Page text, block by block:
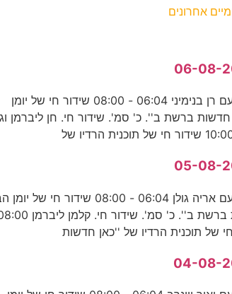
אחרונים
הבוקר הזה - עם רן בנימיני 06:04 - 08:00 שידור חי של יומן
ברשת ב''. כ' סמ'. שידור חי. חן ליברמן
הבוקר הזה - עם אריה גולן 06:04 - 08:00 שידור חי